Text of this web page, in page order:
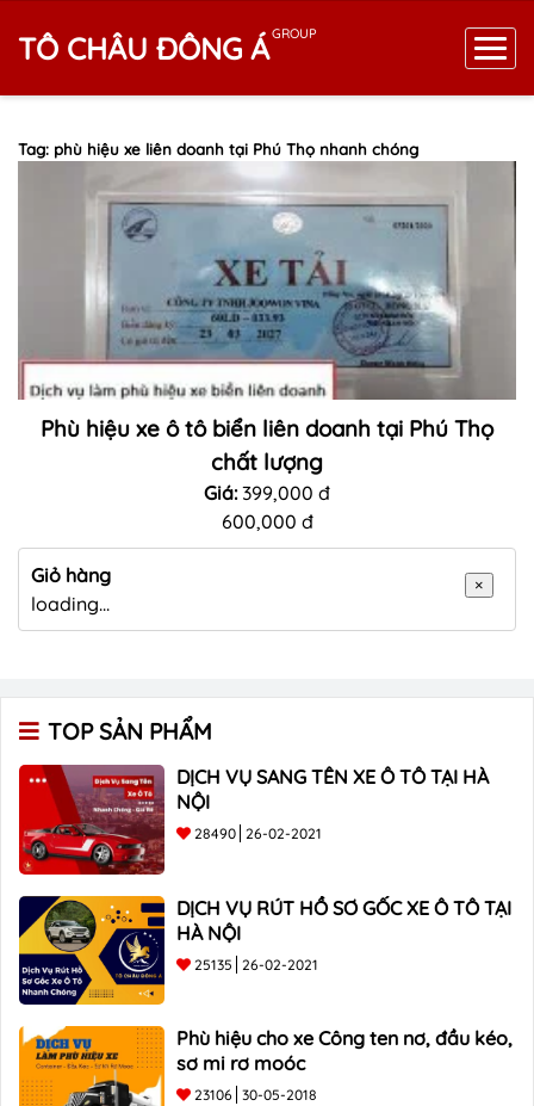
TÔ CHÂU ĐÔNG ÁGROUP
Tag: phù hiệu xe liên doanh tại Phú Thọ nhanh chóng
Phù hiệu xe ô tô biển liên doanh tại Phú Thọ
chất lượng
Giá:399,000 đ
600,000 đ
×
Giỏ hàng
loading...
TOP SẢN PHẨM
DỊCH VỤ SANG TÊN XE Ô TÔ TẠI HÀ
NỘI
28490 26-02-2021
DỊCH VỤ RÚT HỒ SƠ GỐC XE Ô TÔ TẠI
HÀ NỘI
25135 26-02-2021
Phù hiệu cho xe Công ten nơ, đầu kéo,
sơ mi rơ moóc
23106 30-05-2018